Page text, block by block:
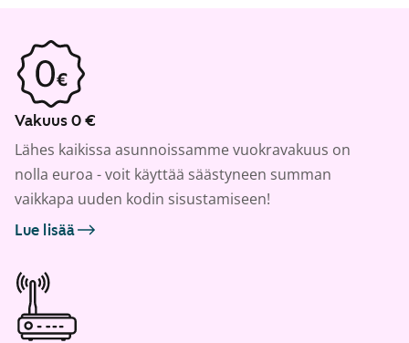
Vakuus 0 €
Lähes kaikissa asunnoissamme vuokravakuus on
nolla euroa - voit käyttää säästyneen summan
vaikkapa uuden kodin sisustamiseen!
Lue lisää